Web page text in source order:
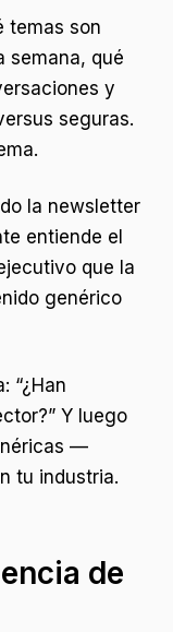
temas son
semana, qué
y
seguras.
la newsletter
entiende el
que la
genérico
“¿Han
Y luego
—
tu industria.
de